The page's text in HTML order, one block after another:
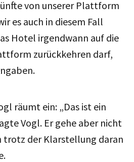
von unserer Plattform
es auch in diesem Fall
Hotel irgendwann auf die
zurückkehren darf,
räumt ein: „Das ist ein
Vogl. Er gehe aber nicht
trotz der Klarstellung daran